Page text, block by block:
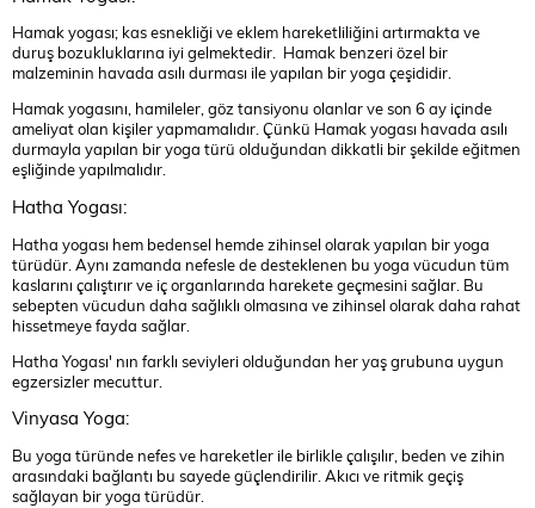
Hamak yogası; kas esnekliği ve eklem hareketliliğini artırmakta ve
duruş bozukluklarına iyi gelmektedir. Hamak benzeri özel bir
malzeminin havada asılı durması ile yapılan bir yoga çeşididir.
Hamak yogasını, hamileler, göz tansiyonu olanlar ve son 6 ay içinde
ameliyat olan kişiler yapmamalıdır. Çünkü Hamak yogası havada asılı
durmayla yapılan bir yoga türü olduğundan dikkatli bir şekilde eğitmen
eşliğinde yapılmalıdır.
Hatha Yogası:
Hatha yogası hem bedensel hemde zihinsel olarak yapılan bir yoga
türüdür. Aynı zamanda nefesle de desteklenen bu yoga vücudun tüm
kaslarını çalıştırır ve iç organlarında harekete geçmesini sağlar. Bu
sebepten vücudun daha sağlıklı olmasına ve zihinsel olarak daha rahat
hissetmeye fayda sağlar.
Hatha Yogası' nın farklı seviyleri olduğundan her yaş grubuna uygun
egzersizler mecuttur.
Vinyasa Yoga:
Bu yoga türünde nefes ve hareketler ile birlikle çalışılır, beden ve zihin
arasındaki bağlantı bu sayede güçlendirilir. Akıcı ve ritmik geçiş
sağlayan bir yoga türüdür.